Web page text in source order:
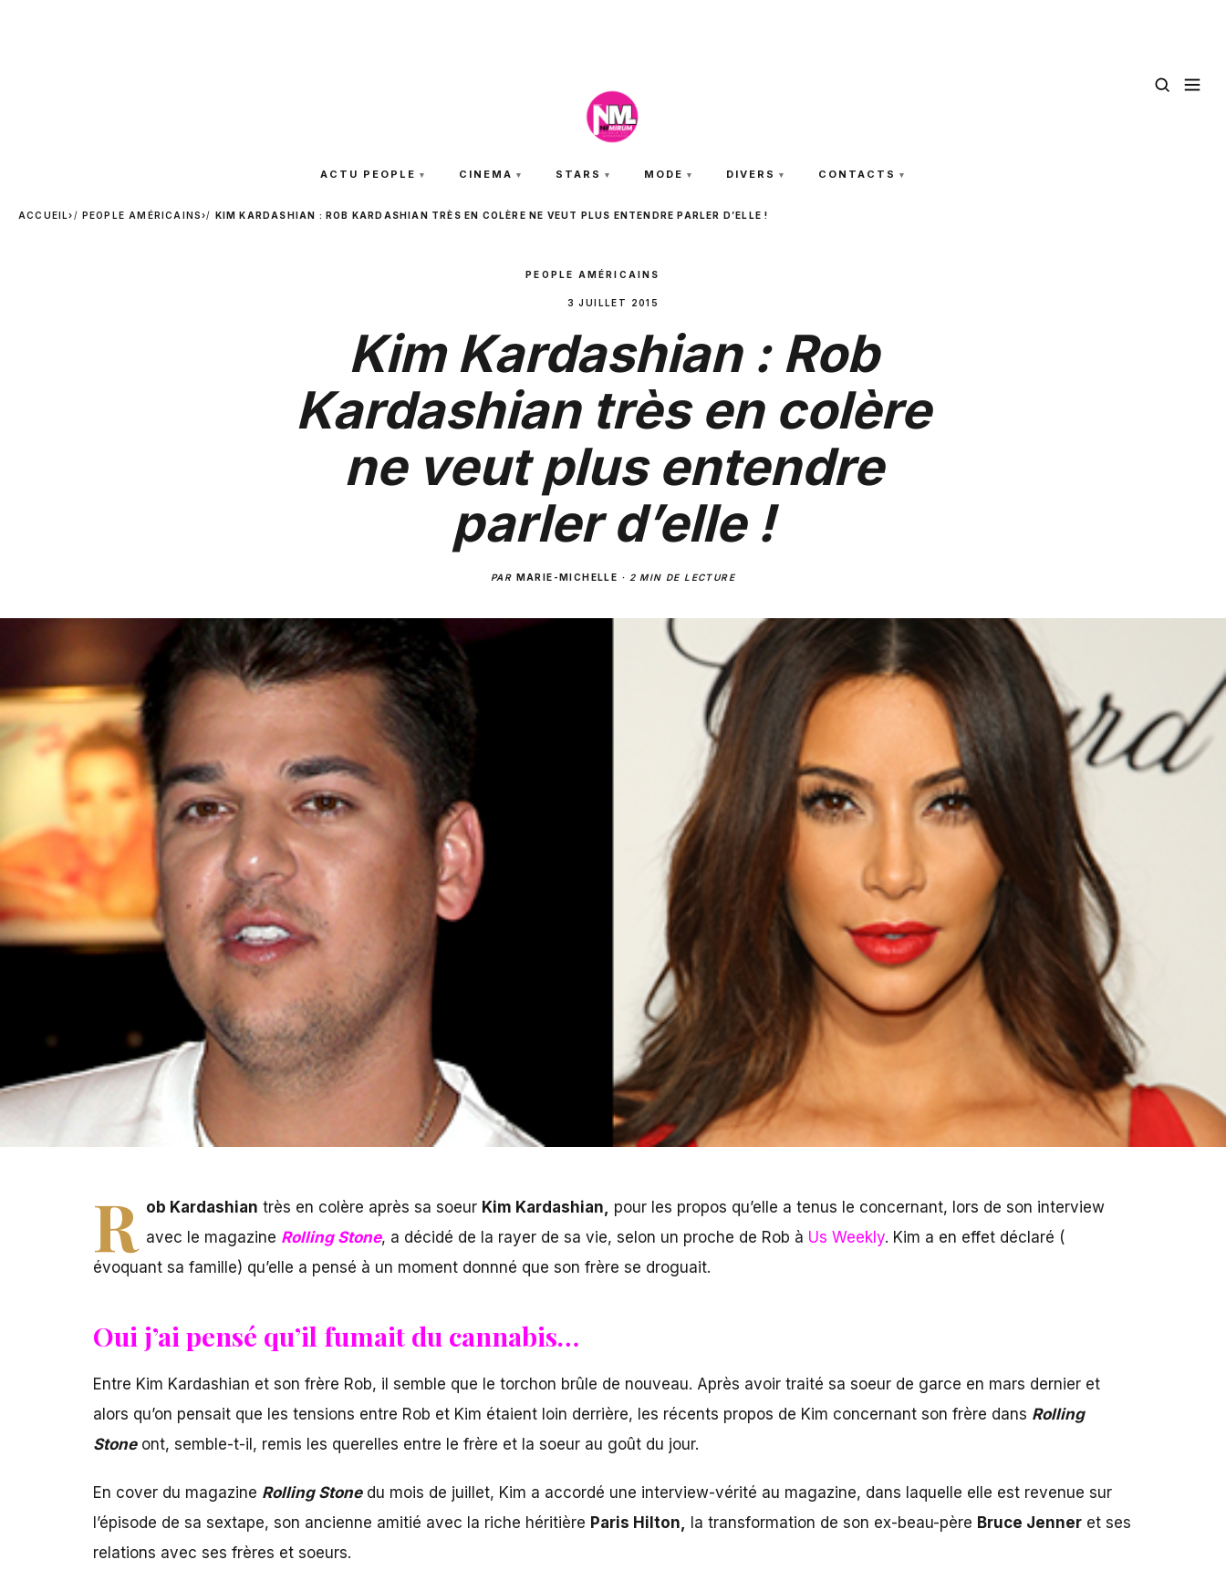
ACTU PEOPLE CINEMA STARS MODE DIVERS CONTACTS
ACCUEIL› PEOPLE AMÉRICAINS› KIM KARDASHIAN : ROB KARDASHIAN TRÈS EN COLÈRE NE VEUT PLUS ENTENDRE PARLER D’ELLE !
PEOPLE AMÉRICAINS
3 JUILLET 2015
Kim Kardashian : Rob
Kardashian très en colère
ne veut plus entendre
parler d’elle !
PAR MARIE-MICHELLE · 2 MIN DE LECTURE
R ob Kardashian très en colère après sa soeur Kim Kardashian, pour les propos qu’elle a tenus le concernant, lors de son interview
avec le magazine Rolling Stone, a décidé de la rayer de sa vie, selon un proche de Rob à Us Weekly. Kim a en effet déclaré (
évoquant sa famille) qu’elle a pensé à un moment donnné que son frère se droguait.
Oui j’ai pensé qu’il fumait du cannabis…
Entre Kim Kardashian et son frère Rob, il semble que le torchon brûle de nouveau. Après avoir traité sa soeur de garce en mars dernier et
alors qu’on pensait que les tensions entre Rob et Kim étaient loin derrière, les récents propos de Kim concernant son frère dans Rolling
Stoneont, semble-t-il, remis les querelles entre le frère et la soeur au goût du jour.
En cover du magazine Rolling Stonedu mois de juillet, Kim a accordé une interview-vérité au magazine, dans laquelle elle est revenue sur
l’épisode de sa sextape, son ancienne amitié avec la riche héritière Paris Hilton, la transformation de son ex-beau-père Bruce Jenner et ses
relations avec ses frères et soeurs.